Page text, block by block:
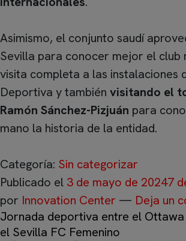
Asimismo, el conjunto saudí
Sevilla para conocer mejor el club
visita completa a las instalaciones
Deportiva y también visitando el
Ramón Sánchez-Pizjuán para
mano la historia de la entidad.
Categoría: Sin categorizar
Publicado el 3 de mayo de 20247
por Innovation Center — Deja un
Jornada deportiva entre el Ottawa
el Sevilla FC Femenino